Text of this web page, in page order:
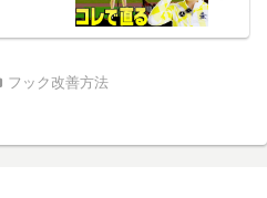
フック改善方法